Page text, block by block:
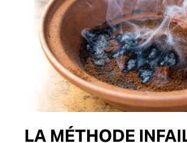
LA MÉTHODE